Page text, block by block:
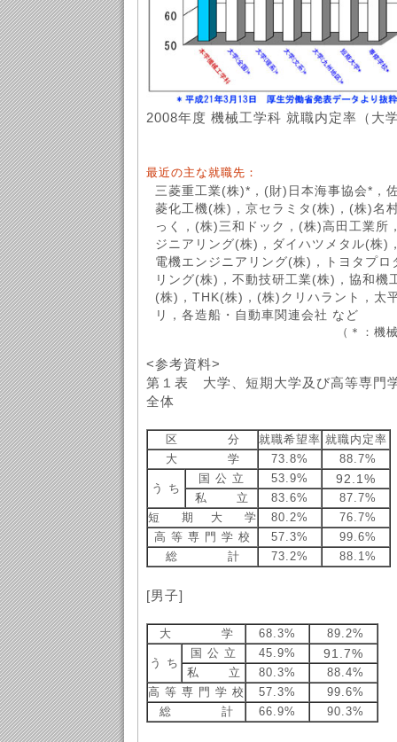
2008年度 機械工学科 就職内定率（大
最近の主な就職先：
三菱重工業(株)*，(財)日本海事協会*，
菱化工機(株)，京セラミタ(株)，(株)名
っく，(株)三和ドック，(株)高田工業所
ジニアリング(株)，ダイハツメタル(株)
電機エンジニアリング(株)，トヨタプロ
リング(株)，不動技研工業(株)，協和機
(株)，THK(株)，(株)クリハラント，太
リ，各造船・自動車関連会社 など
（＊：機
<参考資料>
第１表 大学、短期大学及び高等専門
全体
区 分 就職希望率 就職内定率
大 学
73.8% 88.7%
う ち
国 公 立 53.9% 92.1%
私 立 83.6%
87.7%
短 期 大 学
80.2%
76.7%
高 等 専 門 学 校
57.3%
99.6%
総 計
73.2% 88.1%
[男子]
大 学 68.3% 89.2%
う ち
国 公 立 45.9% 91.7%
私 立 80.3%
88.4%
高 等 専 門 学 校
57.3%
99.6%
総 計
66.9% 90.3%